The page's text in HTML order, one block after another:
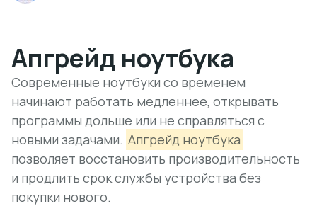
Апгрейд ноутбука
Современные ноутбуки со временем
начинают работать медленнее, открывать
программы дольше или не справляться с
новыми задачами. Апгрейд ноутбука
позволяет восстановить производительность
и продлить срок службы устройства без
покупки нового.